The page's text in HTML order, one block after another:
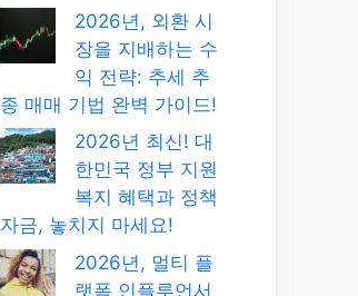
2026년, 외환 시
장을 지배하는 수
익 전략: 추세 추
종 매매 기법 완벽 가이드!
2026년 최신! 대
한민국 정부 지원
복지 혜택과 정책
자금, 놓치지 마세요!
2026년, 멀티 플
랫폼 인플루언서